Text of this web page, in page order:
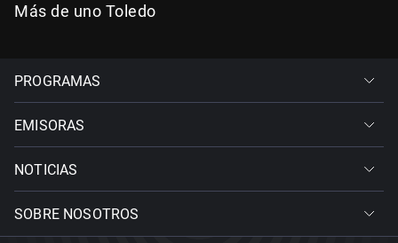
Más de uno Toledo
PROGRAMAS
EMISORAS
NOTICIAS
SOBRE NOSOTROS